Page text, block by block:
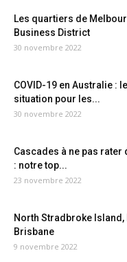
Les quartiers de
Business District
30 novembre 2022
COVID-19 en Australie :
situation pour les...
30 novembre 2022
Cascades à ne pas rater
: notre top...
23 novembre 2022
North Stradbroke
Brisbane
9 novembre 2022